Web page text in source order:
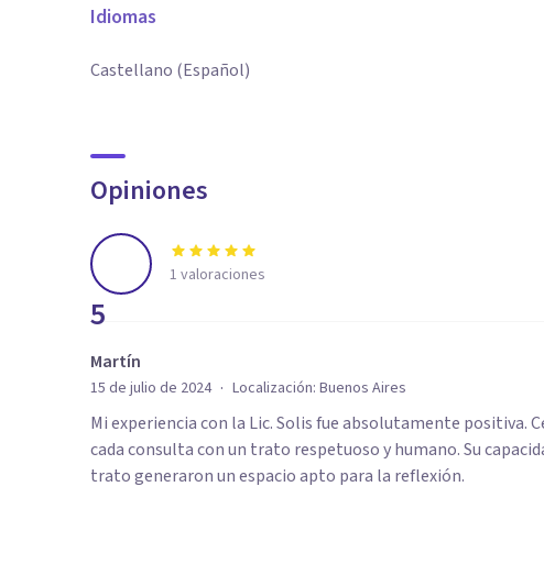
Idiomas
Castellano (Español)
Opiniones
5
1 valoraciones
Martín
15 de julio de 2024 · Localización: Buenos Aires
Mi experiencia con la Lic. Solis fue absolutamente positiva.
cada consulta con un trato respetuoso y humano. Su
trato generaron un espacio apto para la reflexión.